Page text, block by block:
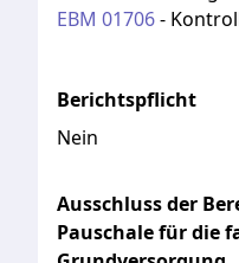
EBM 01706-
Berichtspflicht
Nein
Ausschluss der
Pauschale für die